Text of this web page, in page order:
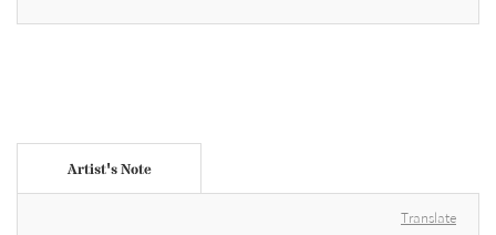
Artist's Note
Translate